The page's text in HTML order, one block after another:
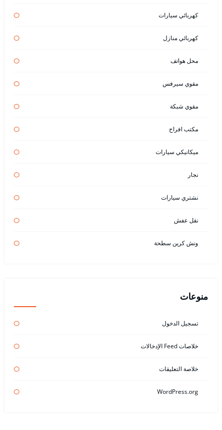
كهربائي سيارات
كهربائي منازل
محل هواتف
مقوي سيرفس
مقوي شبكة
مكتب افراح
ميكانيكي سيارات
نجار
نشتري سيارات
نقل عفش
ونش كرين سطحة
منوعات
تسجيل الدخول
خلاصات Feed الإدخالات
خلاصة التعليقات
WordPress.org